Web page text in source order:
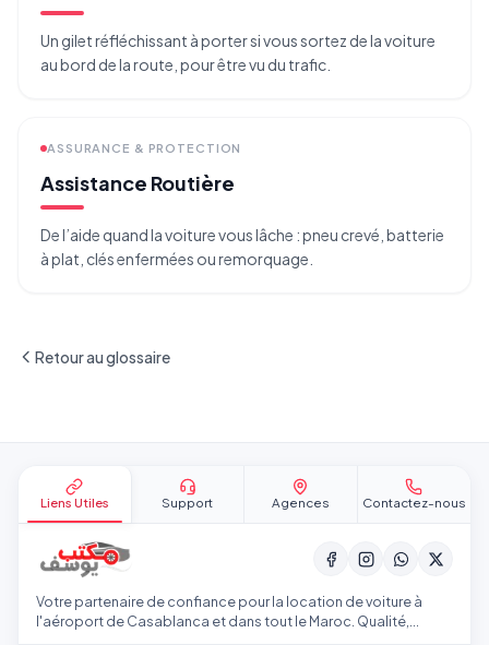
Un gilet réfléchissant à porter si vous sortez de la voiture
au bord de la route, pour être vu du trafic.
ASSURANCE & PROTECTION
Assistance Routière
De l’aide quand la voiture vous lâche : pneu crevé, batterie
à plat, clés enfermées ou remorquage.
Retour au glossaire
Liens Utiles Support Agences Contactez-nous
Votre partenaire de confiance pour la location de voiture à
l'aéroport de Casablanca et dans tout le Maroc. Qualité,